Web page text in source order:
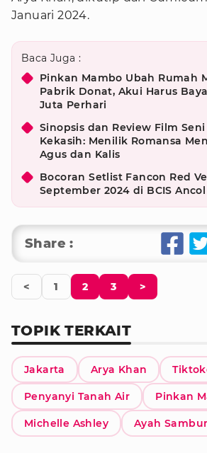
Januari 2024.
Baca Juga :
Pinkan Mambo Ubah Rumah
Pabrik Donat, Akui Harus
Juta Perhari
Sinopsis dan Review Film
Kekasih: Menilik Romansa
Agus dan Kalis
Bocoran Setlist Fancon Red
September 2024 di BCIS
Share :
< 1 2 3 >
TOPIK TERKAIT
Jakarta Arya Khan
Penyanyi Tanah Air Pinkan
Michelle Ashley Ayah